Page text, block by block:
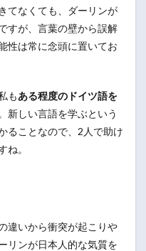
てなくても、ダーリンが
すが、言葉の壁から誤解
性は常に念頭に置いてお
もある程度のドイツ語を
。新しい言語を学ぶという
ることなので、2人で助け
ね。
違いから衝突が起こりや
リンが日本人的な気質を